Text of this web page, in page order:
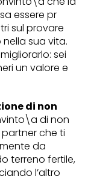
essere pr
sul provare
sua vita.
sei
un valore e
di non
di non
che ti
da
terreno fertile,
l’altro